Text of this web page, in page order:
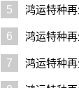
秋节放假通知
5
鸿运特种
通知
6
鸿运特种
通知
7
鸿运特种
通知